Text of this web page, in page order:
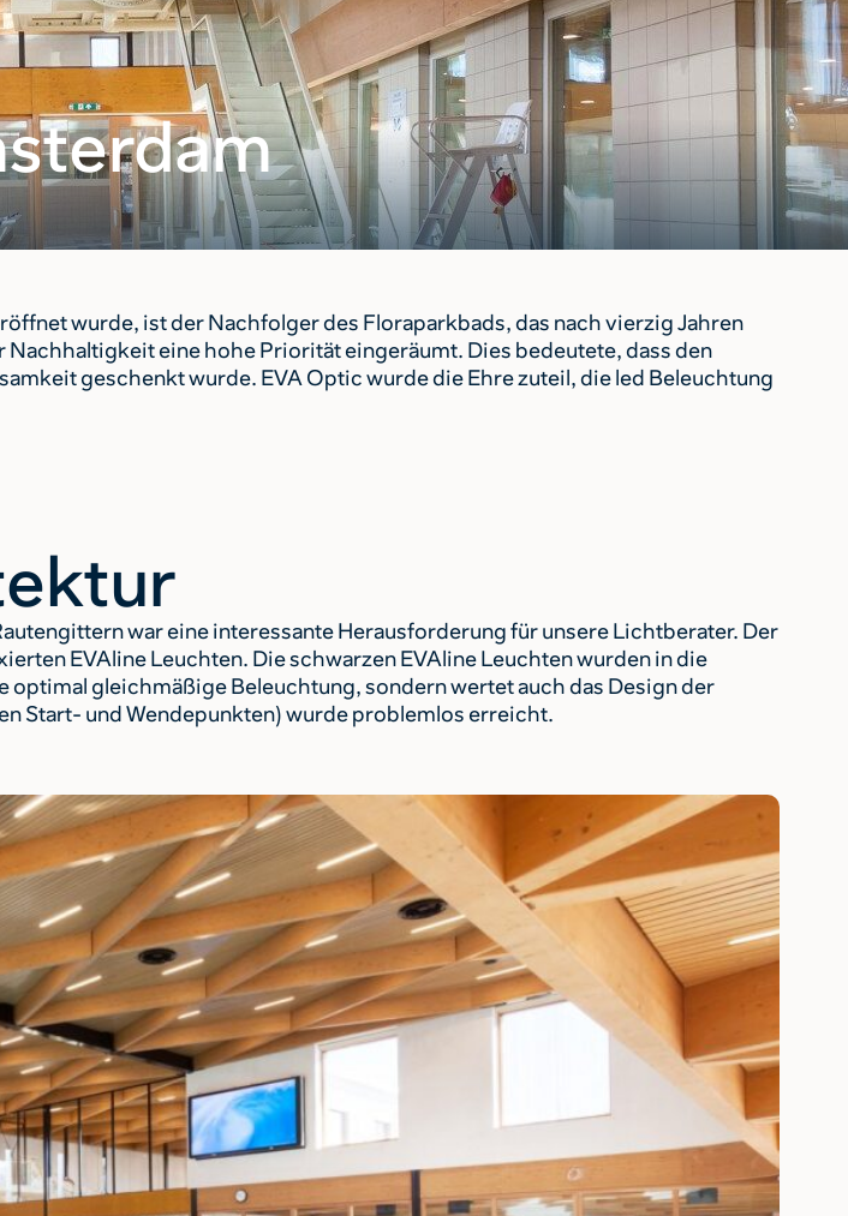
wurde, ist der Nachfolger des Floraparkbads, das nach vierzig Jahren
eine hohe Priorität eingeräumt. Dies bedeutete, dass den
geschenkt wurde. EVA Optic wurde die Ehre zuteil, die led Beleuchtung
war eine interessante Herausforderung für unsere Lichtberater. Der
EVAline Leuchten. Die schwarzen EVAline Leuchten wurden in die
gleichmäßige Beleuchtung, sondern wertet auch das Design der
Start- und Wendepunkten) wurde problemlos erreicht.